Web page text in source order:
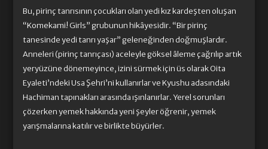
Bu, pirinç tanrısının çocukları olan yedi kız kardeşten oluşan
“Komekami! Girls” grubunun hikâyesidir. “Bir pirinç
tanesinde yedi tanrı yaşar” geleneğinden doğmuşlardır.
Anneleri (pirinç tanrıçası) aceleyle göksel âleme çağrılıp artık
yeryüzüne dönemeyince, izini sürmek için üs olarak Oita
Eyaleti’ndeki Usa Şehri’ni kullanırlar ve Kyushu adasındaki
Hachiman tapınakları arasında ışınlanırlar. Yerel sorunları
çözerken yemek hakkında yeni şeyler öğrenir, yemek
yarışmalarına katılır ve birlikte büyürler.